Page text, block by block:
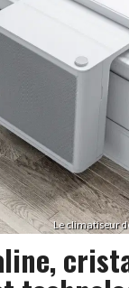
Le climatiseur